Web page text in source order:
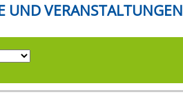
UND VERANSTALTUNGEN